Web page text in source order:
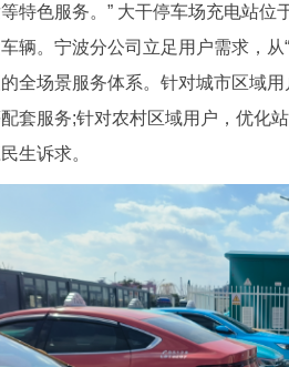
特色服务。” 大干停车场充电站
辆。宁波分公司立足用户需求，从
全场景服务体系。针对城市区域
套服务;针对农村区域用户，优化
生诉求。